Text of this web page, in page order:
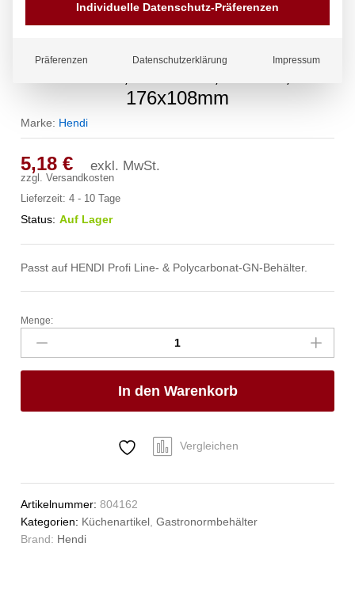
Deckel für Gastronorm-Behälter,
176x108mm
Marke: Hendi
5,18€ exkl. MwSt.
zzgl.Versandkosten
Lieferzeit:4 - 10 Tage
Status: Auf Lager
Passt auf HENDI Profi Line- & Polycarbonat-GN-Behälter.
Deckel
Gastronorm-
Behälter,
Profi
176x108mm
Anzahl
Menge:
In den Warenkorb
Vergleichen
Artikelnummer:804162
Kategorien: Küchenartikel,Gastronormbehälter
Brand: Hendi
Individuelle Datenschutz-Präferenzen
Präferenzen Datenschutzerklärung Impressum